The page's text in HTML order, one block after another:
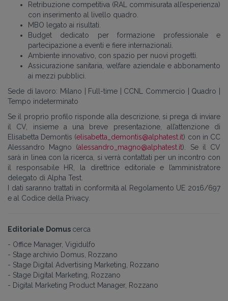
Retribuzione competitiva (RAL commisurata all’esperienza)
con inserimento al livello quadro.
MBO legato ai risultati.
Budget dedicato per formazione professionale e
partecipazione a eventi e fiere internazionali.
Ambiente innovativo, con spazio per nuovi progetti.
Assicurazione sanitaria, welfare aziendale e abbonamento
ai mezzi pubblici.
Sede di lavoro: Milano | Full-time | CCNL Commercio | Quadro |
Tempo indeterminato
Se il proprio profilo risponde alla descrizione, si prega di inviare
il CV, insieme a una breve presentazione, all’attenzione di
Elisabetta Demontis (elisabetta_demontis@alphatest.it) con in CC
Alessandro Magno (alessandro_magno@alphatest.it) . Se il CV
sarà in linea con la ricerca, si verrà contattati per un incontro con
il responsabile HR, la direttrice editoriale e l’amministratore
delegato di Alpha Test.
I dati saranno trattati in conformità al Regolamento UE 2016/697
e al Codice della Privacy.
Editoriale Domus cerca
- Office Manager, Vigidulfo
- Stage archivio Domus, Rozzano
- Stage Digital Advertising Marketing, Rozzano
- Stage Digital Marketing, Rozzano
- Digital Marketing Product Manager, Rozzano